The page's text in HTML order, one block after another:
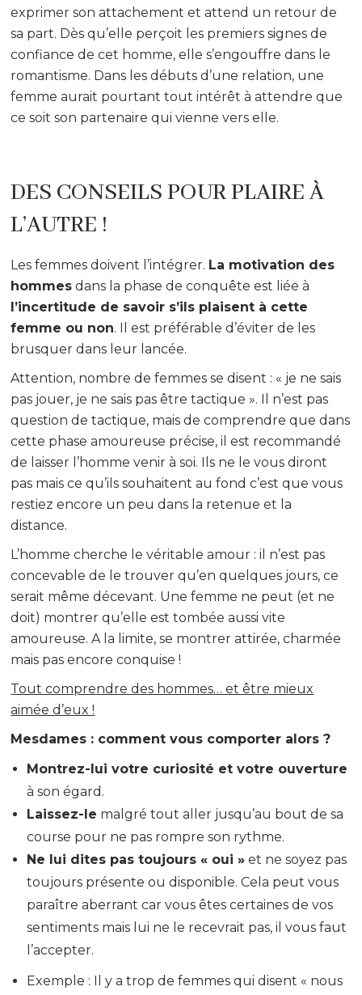
exprimer son attachement et attend un retour de
sa part. Dès qu’elle perçoit les premiers signes de
confiance de cet homme, elle s’engouffre dans le
romantisme. Dans les débuts d’une relation, une
femme aurait pourtant tout intérêt à attendre que
ce soit son partenaire qui vienne vers elle.
DES CONSEILS POUR PLAIRE À
L’AUTRE !
Les femmes doivent l’intégrer. La motivation des
hommes dans la phase de conquête est liée à
l’incertitude de savoir s’ils plaisent à cette
femme ou non. Il est préférable d’éviter de les
brusquer dans leur lancée.
Attention, nombre de femmes se disent : « je ne sais
pas jouer, je ne sais pas être tactique ». Il n’est pas
question de tactique, mais de comprendre que dans
cette phase amoureuse précise, il est recommandé
de laisser l’homme venir à soi. Ils ne le vous diront
pas mais ce qu’ils souhaitent au fond c’est que vous
restiez encore un peu dans la retenue et la
distance.
L’homme cherche le véritable amour : il n’est pas
concevable de le trouver qu’en quelques jours, ce
serait même décevant. Une femme ne peut (et ne
doit) montrer qu’elle est tombée aussi vite
amoureuse. A la limite, se montrer attirée, charmée
mais pas encore conquise !
Tout comprendre des hommes… et être mieux
aimée d’eux !
Mesdames : comment vous comporter alors ?
Montrez-lui votre curiosité et votre ouverture
à son égard.
Laissez-le malgré tout aller jusqu’au bout de sa
course pour ne pas rompre son rythme.
Ne lui dites pas toujours « oui » et ne soyez pas
toujours présente ou disponible. Cela peut vous
paraître aberrant car vous êtes certaines de vos
sentiments mais lui ne le recevrait pas, il vous faut
l’accepter.
Exemple : Il y a trop de femmes qui disent « nous